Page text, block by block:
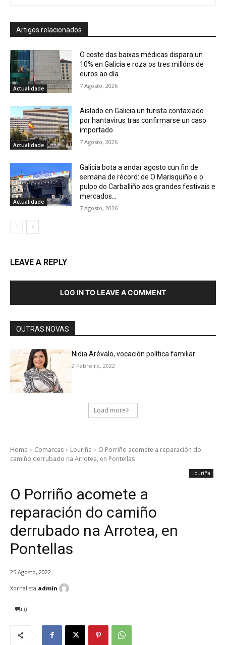
Artigos relacionados
Actualidade
O coste das baixas médicas dispara un
10% en Galicia e roza os tres millóns de
euros ao día
7 Agosto, 2026
Actualidade
Aislado en Galicia un turista contaxiado
por hantavirus tras confirmarse un caso
importado
7 Agosto, 2026
Actualidade
Galicia bota a andar agosto cun fin de
semana de récord: de O Marisquiño e o
pulpo do Carballiño aos grandes festivais e
mercados...
7 Agosto, 2026
LEAVE A REPLY
LOG IN TO LEAVE A COMMENT
OUTRAS NOVAS
Nidia Arévalo, vocación política familiar
2 Febreiro, 2022
Load more